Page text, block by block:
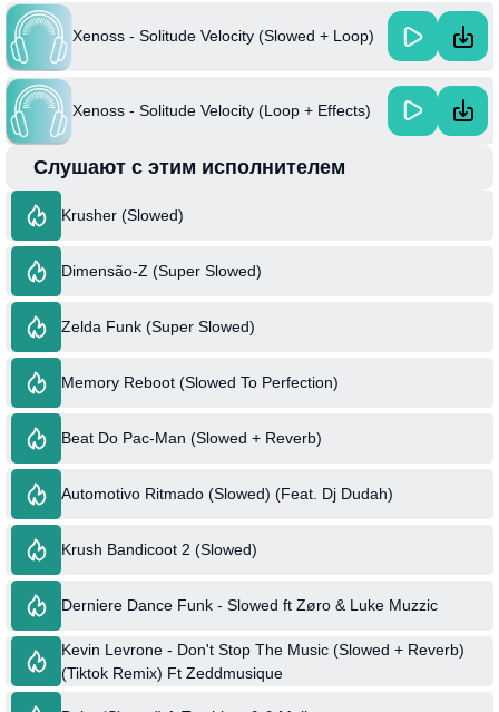
Xenoss - Solitude Velocity (Slowed + Loop)
Xenoss - Solitude Velocity (Loop + Effects)
Слушают с этим исполнителем
Krusher (Slowed)
Dimensão-Z (Super Slowed)
Zelda Funk (Super Slowed)
Memory Reboot (Slowed To Perfection)
Beat Do Pac-Man (Slowed + Reverb)
Automotivo Ritmado (Slowed) (Feat. Dj Dudah)
Krush Bandicoot 2 (Slowed)
Derniere Dance Funk - Slowed ft Zøro & Luke Muzzic
Kevin Levrone - Don't Stop The Music (Slowed + Reverb)
(Tiktok Remix) Ft Zeddmusique